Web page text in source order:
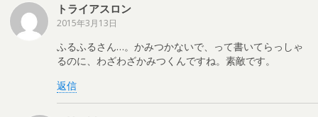
トライアスロン
2015年3月13日
ふるふるさん…。かみつかないで、って書いてらっしゃ
るのに、わざわざかみつくんですね。素敵です。
返信